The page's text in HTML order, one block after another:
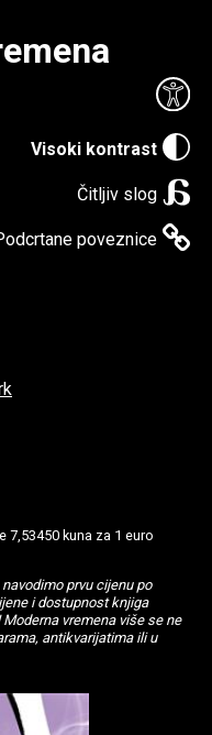
Visoki kontrast
Čitljiv slog
poveznice
knjiga.
7,53450 kuna za 1 euro
prvu cijenu po
i dostupnost knjiga
vremena više se ne
antikvarijatima ili u